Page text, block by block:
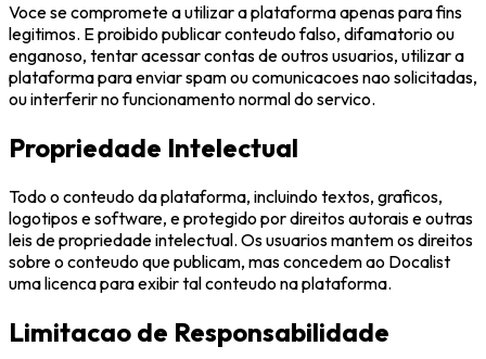
Voce se compromete a utilizar a plataforma apenas para fins
legitimos. E proibido publicar conteudo falso, difamatorio ou
enganoso, tentar acessar contas de outros usuarios, utilizar a
plataforma para enviar spam ou comunicacoes nao solicitadas,
ou interferir no funcionamento normal do servico.
Propriedade Intelectual
Todo o conteudo da plataforma, incluindo textos, graficos,
logotipos e software, e protegido por direitos autorais e outras
leis de propriedade intelectual. Os usuarios mantem os direitos
sobre o conteudo que publicam, mas concedem ao Docalist
uma licenca para exibir tal conteudo na plataforma.
Limitacao de Responsabilidade